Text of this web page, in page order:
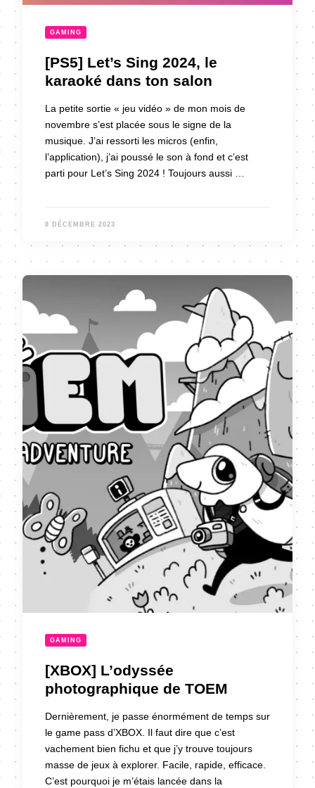
GAMING
[PS5] Let’s Sing 2024, le
karaoké dans ton salon
La petite sortie « jeu vidéo » de mon mois de
novembre s’est placée sous le signe de la
musique. J’ai ressorti les micros (enfin,
l’application), j’ai poussé le son à fond et c’est
parti pour Let’s Sing 2024 ! Toujours aussi …
8 DÉCEMBRE 2023
GAMING
[XBOX] L’odyssée
photographique de TOEM
Dernièrement, je passe énormément de temps sur
le game pass d’XBOX. Il faut dire que c’est
vachement bien fichu et que j’y trouve toujours
masse de jeux à explorer. Facile, rapide, efficace.
C’est pourquoi je m’étais lancée dans la